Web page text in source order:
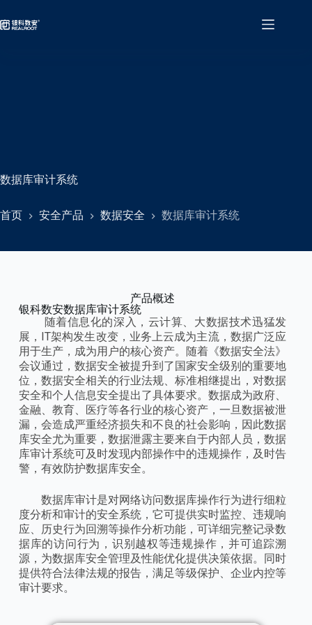
数据库审计系统
首页 安全产品 数据安全 数据库审计系统
产品概述
银科数安数据库审计系统
随着信息化的深入，云计算、大数据技术迅猛发
展，IT架构发生改变，业务上云成为主流，数据广泛应
用于生产，成为用户的核心资产。随着《数据安全法》
会议通过，数据安全被提升到了国家安全级别的重要地
位，数据安全相关的行业法规、标准相继提出，对数据
安全和个人信息安全提出了具体要求。数据成为政府、
金融、教育、医疗等各行业的核心资产，一旦数据被泄
漏，会造成严重经济损失和不良的社会影响，因此数据
库安全尤为重要，数据泄露主要来自于内部人员，数据
库审计系统可及时发现内部操作中的违规操作，及时告
警，有效防护数据库安全。
数据库审计是对网络访问数据库操作行为进行细粒
度分析和审计的安全系统，它可提供实时监控、违规响
应、历史行为回溯等操作分析功能，可详细完整记录数
据库的访问行为，识别越权等违规操作，并可追踪溯
源，为数据库安全管理及性能优化提供决策依据。同时
提供符合法律法规的报告，满足等级保护、企业内控等
审计要求。